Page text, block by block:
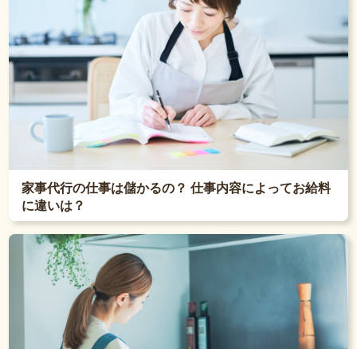
家事代行の仕事は儲かるの？ 仕事内容によってお給料
に違いは？